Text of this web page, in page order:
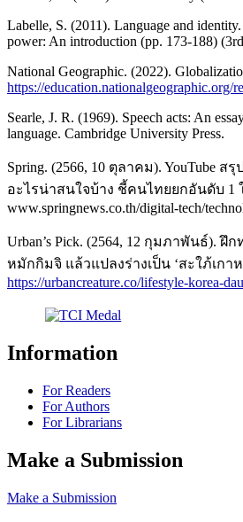
Labelle, S. (2011). Language and
power: An introduction (pp. 173-188)
National Geographic. (2022).
https://education.nationalgeographic.org/
Searle, J. R. (1969). Speech acts: An
language. Cambridge University Press.
Spring. (2566, 10 ตุลาคม). YouTube ส
อะไรน่าสนใจบ้าง ชี้คนไทยยกอันดับ 1
www.springnews.co.th/digital-tech/
Urban’s Pick. (2564, 12 กุมภาพันธ์).
หมักกิมจิ แล้วแปลงร่างเป็น ‘สะใภ้เกาห
https://urbancreature.co/lifestyle-korea-
Information
For Readers
For Authors
For Librarians
Make a Submission
Make a Submission